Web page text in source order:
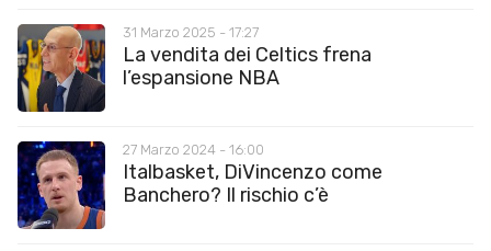
31 Marzo 2025 - 17:27
La vendita dei Celtics frena
l’espansione NBA
27 Marzo 2024 - 16:00
Italbasket, DiVincenzo come
Banchero? Il rischio c’è